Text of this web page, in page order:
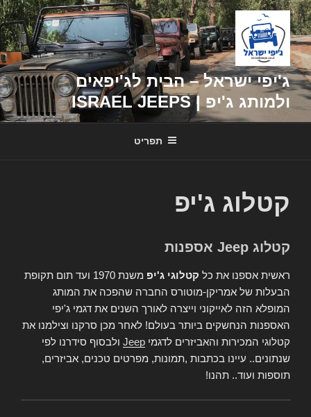
דילוג
לתוכן
ג'יפי ישראל – הבית לג'יפאים
ולמותג ג'יפ | ISRAEL JEEPS
תפריט
קטלוג ג'יפ
קטלוג Jeep אספנות
ראשית אספנו את כל קטלוגי ג'יפ
משנת 1970 ועד תום תקופת
הבעלות של אמריקן-מוטורס החברה שהפכה את המותג
המופלא הזה לאייקוני וייצרה לאורך השנים את דגמי ג'יפי
האספנות הנחשקים ביותר בעולם! לאחר מכן סרקנו וצילמנו את
קטלוגי המכירות והאביזרים לדגמי Jeep ולבסוף סידרנו לפי
שנתונים.. עיינו בכתבות ,תמונות, מפרטים טכנים, אביזרים,
תוספות ועוד.. תהנו!